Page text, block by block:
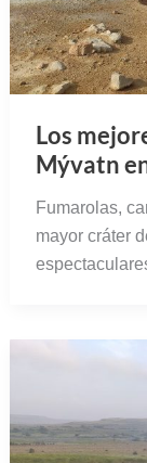
Los
Mývatn
Fumarolas,
mayor cráter